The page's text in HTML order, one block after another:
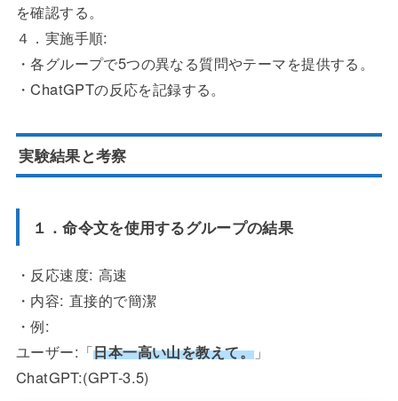
を確認する。
４．実施手順:
・各グループで5つの異なる質問やテーマを提供する。
・ChatGPTの反応を記録する。
実験結果と考察
１．命令文を使用するグループの結果
・反応速度: 高速
・内容: 直接的で簡潔
・例:
ユーザー:「日本一高い山を教えて。」
ChatGPT:(GPT-3.5)